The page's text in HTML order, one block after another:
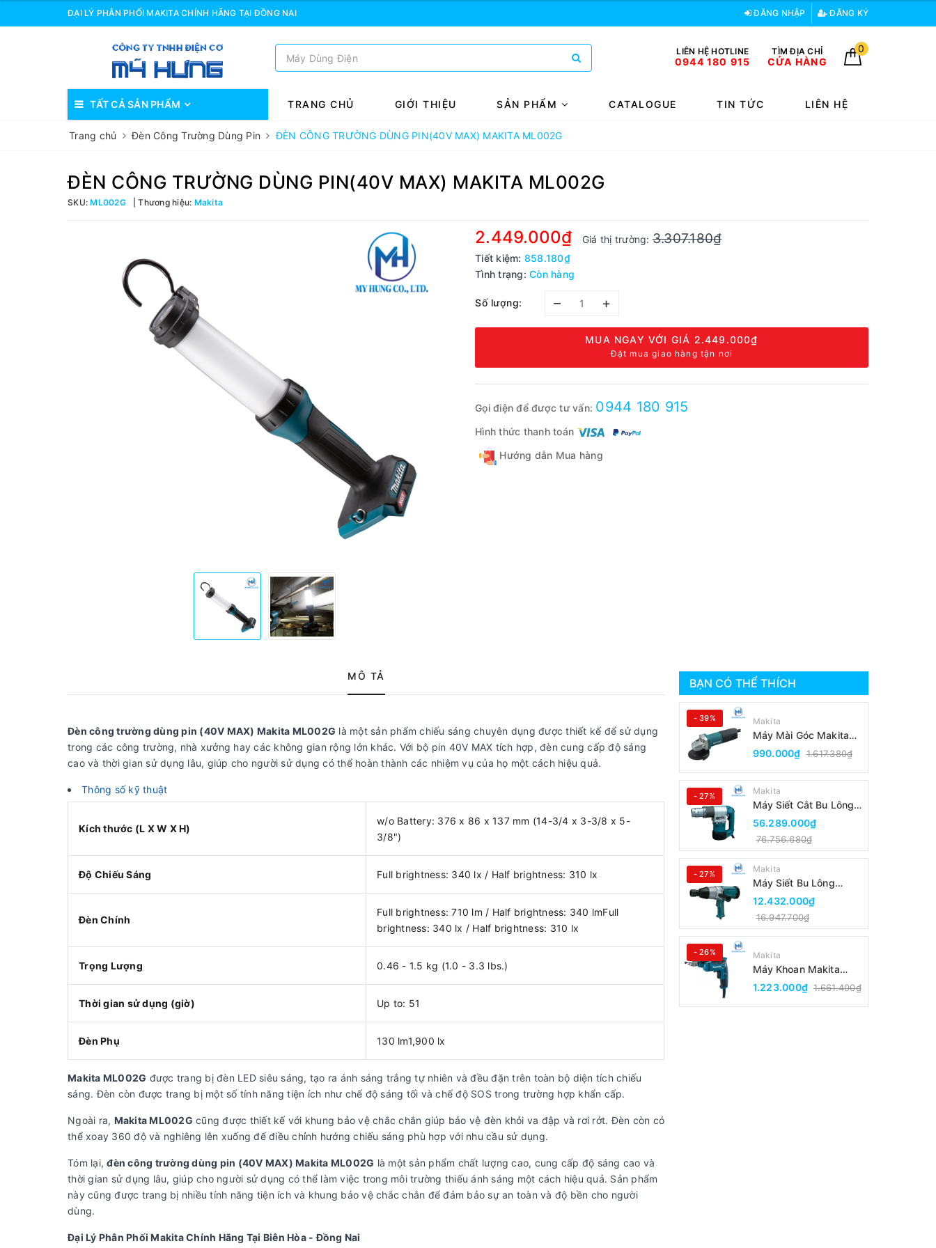
ĐẠI LÝ PHÂN PHỐI MAKITA CHÍNH HÃNG TẠI ĐỒNG NAI ĐĂNG NHẬP ĐĂNG KÝ
LIÊN HỆ HOTLINE
0944 180 915
TÌM ĐỊA CHỈ
CỬA HÀNG
0
TẤT CẢ SẢN PHẨM TRANG CHỦ GIỚI THIỆU SẢN PHẨM CATALOGUE TIN TỨC LIÊN HỆ
Trang chủ Đèn Công Trường Dùng Pin ĐÈN CÔNG TRƯỜNG DÙNG PIN(40V MAX) MAKITA ML002G
ĐÈN CÔNG TRƯỜNG DÙNG PIN(40V MAX) MAKITA ML002G
SKU:ML002G Thương hiệu: Makita
2.449.000₫ Giá thị trường:3.307.180₫
Tiết kiệm: 858.180₫
Tình trạng: Còn hàng
Số lượng: – +
MUA NGAY VỚI GIÁ 2.449.000₫
Đặt mua giao hàng tận nơi
Gọi điện để được tư vấn: 0944 180 915
Hình thức thanh toán
Hướng dẫn Mua hàng
MÔ TẢ
Đèn công trường dùng pin (40V MAX) Makita ML002G là một sản phẩm chiếu sáng chuyên dụng được thiết kế để sử dụng
trong các công trường, nhà xưởng hay các không gian rộng lớn khác. Với bộ pin 40V MAX tích hợp, đèn cung cấp độ sáng
cao và thời gian sử dụng lâu, giúp cho người sử dụng có thể hoàn thành các nhiệm vụ của họ một cách hiệu quả.
Thông số kỹ thuật
Kích thước (L X W X H)
w/o Battery: 376 x 86 x 137 mm (14-3/4 x 3-3/8 x 5-
3/8")
Độ Chiếu Sáng Full brightness: 340 lx / Half brightness: 310 lx
Đèn Chính
Full brightness: 710 lm / Half brightness: 340 lmFull
brightness: 340 lx / Half brightness: 310 lx
Trọng Lượng 0.46 - 1.5 kg (1.0 - 3.3 lbs.)
Thời gian sử dụng (giờ) Up to: 51
Đèn Phụ 130 lm1,900 lx
Makita ML002G được trang bị đèn LED siêu sáng, tạo ra ánh sáng trắng tự nhiên và đều đặn trên toàn bộ diện tích chiếu
sáng. Đèn còn được trang bị một số tính năng tiện ích như chế độ sáng tối và chế độ SOS trong trường hợp khẩn cấp.
Ngoài ra, Makita ML002G cũng được thiết kế với khung bảo vệ chắc chắn giúp bảo vệ đèn khỏi va đập và rơi rớt. Đèn còn có
thể xoay 360 độ và nghiêng lên xuống để điều chỉnh hướng chiếu sáng phù hợp với nhu cầu sử dụng.
Tóm lại,đèn công trường dùng pin (40V MAX) Makita ML002G là một sản phẩm chất lượng cao, cung cấp độ sáng cao và
thời gian sử dụng lâu, giúp cho người sử dụng có thể làm việc trong môi trường thiếu ánh sáng một cách hiệu quả. Sản phẩm
này cũng được trang bị nhiều tính năng tiện ích và khung bảo vệ chắc chắn để đảm bảo sự an toàn và độ bền cho người
dùng.
Đại Lý Phân Phối Makita Chính Hãng Tại Biên Hòa - Đồng Nai
BẠN CÓ THỂ THÍCH
- 39% Makita
Máy Mài Góc Makita
9553B(100MM/Công
Tắc Đuôi)
990.000₫ 1.617.380₫
- 27% Makita
Máy Siết Cắt Bu Lông
Makita 6924N
56.289.000₫
76.756.680₫
- 27% Makita
Máy Siết Bu Lông
Makita 6906
12.432.000₫
16.947.700₫
- 26% Makita
Máy Khoan Makita
DP2010(6.5MM)
1.223.000₫ 1.661.400₫